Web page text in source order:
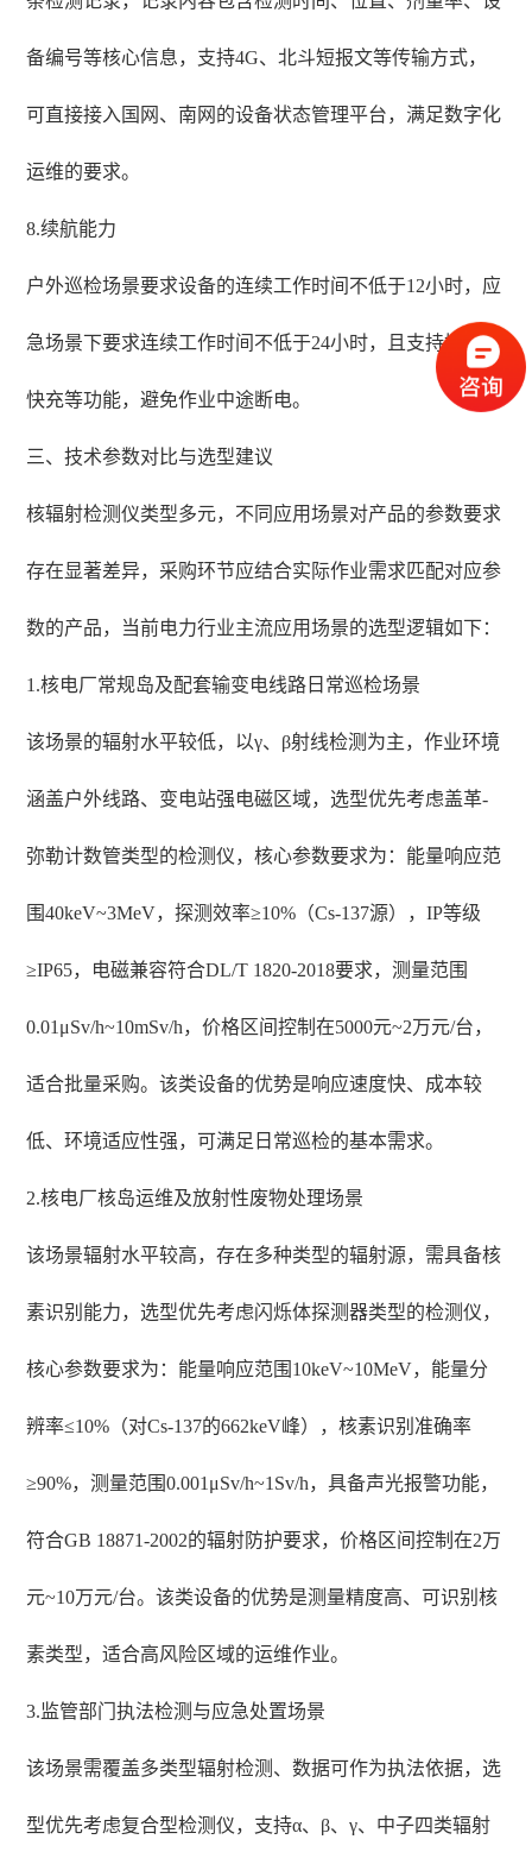
备编号等核心信息，支持4G、北斗短报文等传输方式，
可直接接入国网、南网的设备状态管理平台，满足数字化
运维的要求。
8.续航能力
户外巡检场景要求设备的连续工作时间不低于12小时，应
急场景下要求连续工作时间不低于24小时，且支持换电、
快充等功能，避免作业中途断电。
三、技术参数对比与选型建议
核辐射检测仪类型多元，不同应用场景对产品的参数要求
存在显著差异，采购环节应结合实际作业需求匹配对应参
数的产品，当前电力行业主流应用场景的选型逻辑如下：
1.核电厂常规岛及配套输变电线路日常巡检场景
该场景的辐射水平较低，以γ、β射线检测为主，作业环境
涵盖户外线路、变电站强电磁区域，选型优先考虑盖革-
弥勒计数管类型的检测仪，核心参数要求为：能量响应范
围40keV~3MeV，探测效率≥10%（Cs-137源），IP等级
≥IP65，电磁兼容符合DL/T 1820-2018要求，测量范围
0.01μSv/h~10mSv/h，价格区间控制在5000元~2万元/台，
适合批量采购。该类设备的优势是响应速度快、成本较
低、环境适应性强，可满足日常巡检的基本需求。
2.核电厂核岛运维及放射性废物处理场景
该场景辐射水平较高，存在多种类型的辐射源，需具备核
素识别能力，选型优先考虑闪烁体探测器类型的检测仪，
核心参数要求为：能量响应范围10keV~10MeV，能量分
辨率≤10%（对Cs-137的662keV峰），核素识别准确率
≥90%，测量范围0.001μSv/h~1Sv/h，具备声光报警功能，
符合GB 18871-2002的辐射防护要求，价格区间控制在2万
元~10万元/台。该类设备的优势是测量精度高、可识别核
素类型，适合高风险区域的运维作业。
3.监管部门执法检测与应急处置场景
该场景需覆盖多类型辐射检测、数据可作为执法依据，选
型优先考虑复合型检测仪，支持α、β、γ、中子四类辐射